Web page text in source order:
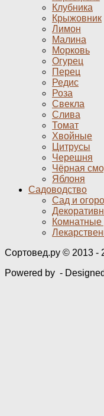
Клубника
Крыжовник
Лимон
Малина
Морковь
Огурец
Перец
Редис
Роза
Свекла
Слива
Томат
Хвойные
Цитрусы
Черешня
Чёрная
Яблоня
Садоводство
Сад и
Комнатные
Сортовед.ру © 2013 -
Powered by -